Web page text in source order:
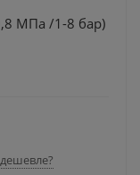
МПа /1-8 бар)